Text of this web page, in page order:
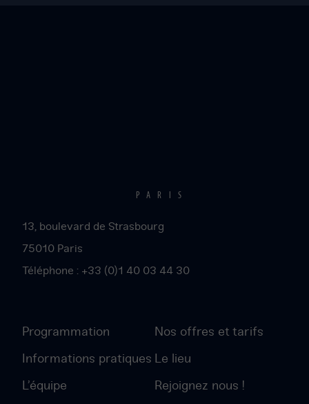
PARIS
13, boulevard de Strasbourg
75010 Paris
Téléphone : +33 (0)1 40 03 44 30
Programmation Nos offres et tarifs
Informations pratiques Le lieu
L’équipe Rejoignez nous !